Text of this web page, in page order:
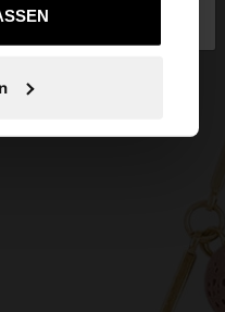
zu United States